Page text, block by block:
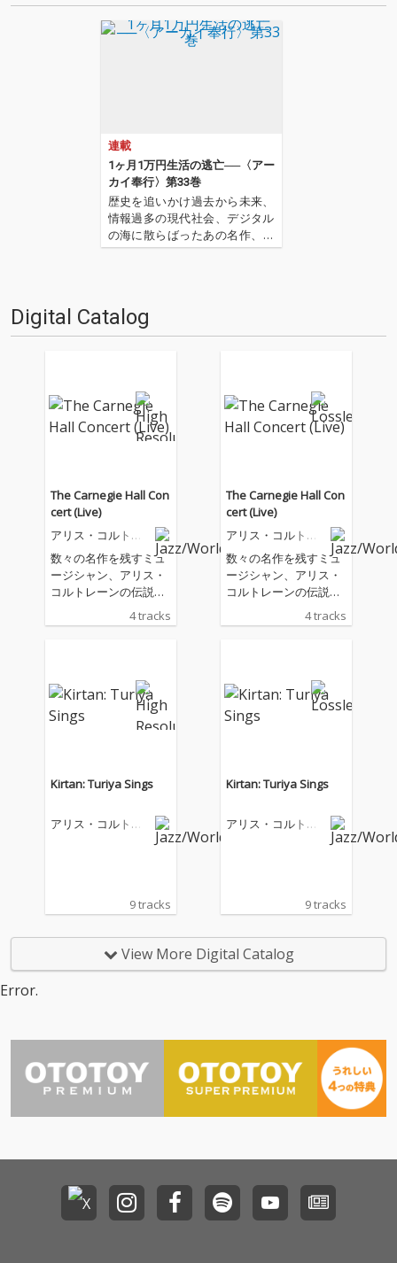
連載
1ヶ月1万円生活の逃亡──〈アー
カイ奉行〉第33巻
歴史を追いかけ過去から未来、
情報過多の現代社会、デジタル
の海に散らばったあの名作、こ
の名作たちをひとつにまとめる
は…'''1.過去作の最新リマスター
音源 2.これまで未配信…
Digital Catalog
The Carnegie Hall Con
cert (Live)
アリス・コルトレ
数々の名作を残すミュ
ージシャン、アリス・
コルトレーンの伝説の
未発表音源、1971年2
月21日にニューヨー
ース。この公演はジョ
ン・コルトレーンの早
すぎる死から4年後
ンテグラル・ヨガ・イ
ンスティテュートを支
スペシャル・ガラ・コ
ンサートで、アメリカ
スタインがプロデュー
も出演したことで話題
の初公演であり、サッ
クスにファラオ・サン
ダースとアーチー・シ
はエド・ブラックウェ
ャーヴィスにサッチダ
ーナンダのサークルか
4 tracks
The Carnegie Hall Con
cert (Live)
アリス・コルトレ
数々の名作を残すミュ
ージシャン、アリス・
コルトレーンの伝説の
未発表音源、1971年2
月21日にニューヨー
ース。この公演はジョ
ン・コルトレーンの早
すぎる死から4年後
ンテグラル・ヨガ・イ
ンスティテュートを支
スペシャル・ガラ・コ
ンサートで、アメリカ
スタインがプロデュー
も出演したことで話題
カーネギー・ホールで
の初公演であり、サッ
クスにファラオ・サン
ダースとアーチー・シ
ェップ、ベースはジミ
はエド・ブラックウェ
ャーヴィスにサッチダ
ーナンダのサークルか
4 tracks
Kirtan: Turiya Sings
アリス・コルトレ
9 tracks
Kirtan: Turiya Sings
アリス・コルトレ
9 tracks
View More Digital Catalog
Error.